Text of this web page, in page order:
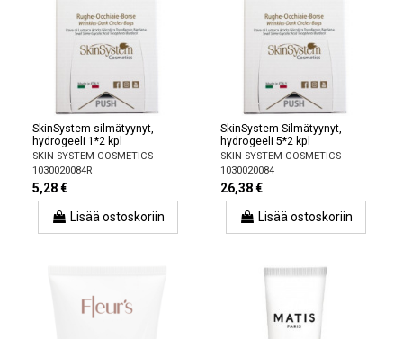
SkinSystem-silmätyynyt,
hydrogeeli 1*2 kpl
SKIN SYSTEM COSMETICS
1030020084R
5,28 €
Lisää ostoskoriin
SkinSystem Silmätyynyt,
hydrogeeli 5*2 kpl
SKIN SYSTEM COSMETICS
1030020084
26,38 €
Lisää ostoskoriin